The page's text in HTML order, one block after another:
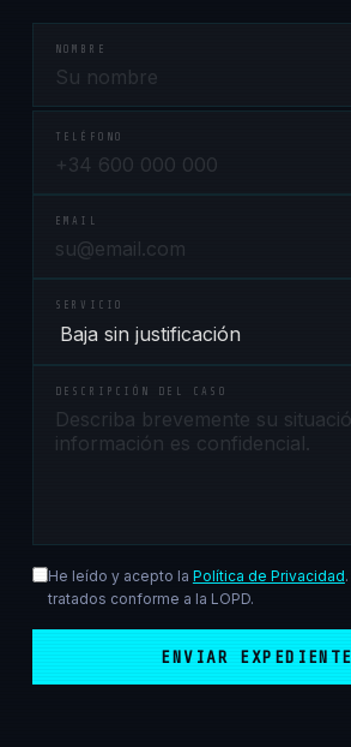
NOMBRE
TELÉFONO
EMAIL
SERVICIO
DESCRIPCIÓN DEL CASO
He leído y acepto la Política de Privacidad
tratados conforme a la LOPD.
ENVIAR